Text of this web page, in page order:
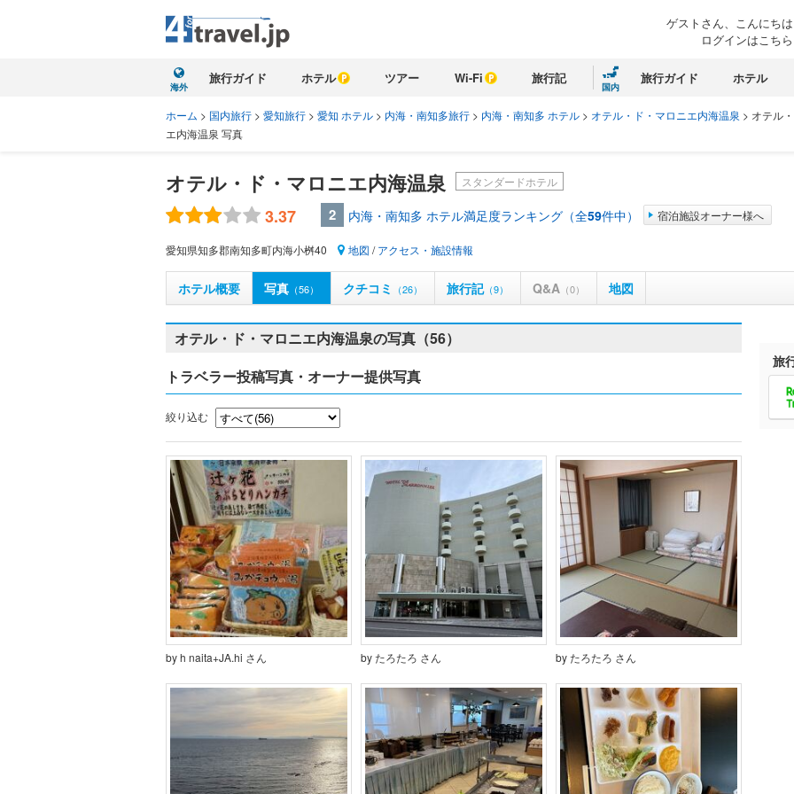
ゲストさん、こんにちは
ログインはこちら
海外
旅行ガイド ホテル ツアー Wi-Fi 旅行記
国内
旅行ガイド ホテル
ホーム > 国内旅行 > 愛知旅行 > 愛知 ホテル > 内海・南知多旅行 > 内海・南知多 ホテル > オテル・ド・マロニエ内海温泉 > オテル
エ内海温泉 写真
オテル・ド・マロニエ内海温泉 スタンダードホテル
3.37 2 内海・南知多 ホテル満足度ランキング（全59件中） 宿泊施設オーナー様へ
愛知県知多郡南知多町内海小桝40 地図 /アクセス・施設情報
ホテル概要 写真 （56） クチコミ （26） 旅行記（9） Q&A （0） 地図
オテル・ド・マロニエ内海温泉の写真（56）
トラベラー投稿写真・オーナー提供写真
絞り込む
by h naita+JA.hi さん by たろたろ さん by たろたろ さん
旅